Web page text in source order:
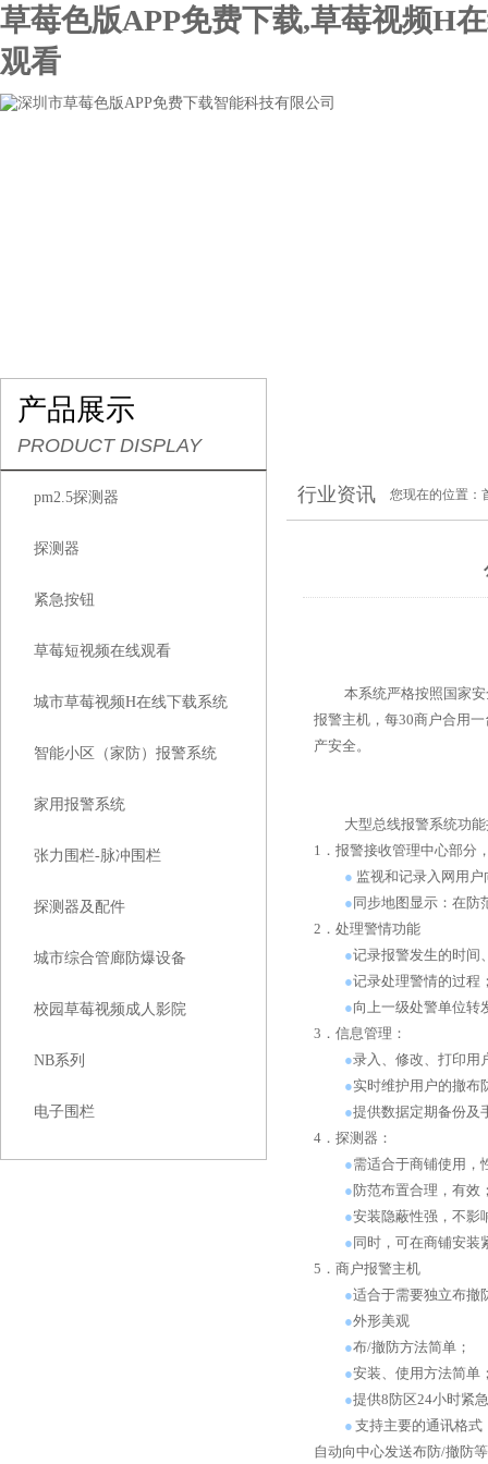
草莓色版APP免费下载,草莓视频H
观看
产品展示
PRODUCT DISPLAY
pm2.5探测器
探测器
紧急按钮
草莓短视频在线观看
城市草莓视频H在线下载系统
智能小区（家防）报警系统
家用报警系统
张力围栏-脉冲围栏
探测器及配件
城市综合管廊防爆设备
校园草莓视频成人影院
NB系列
电子围栏
行业资讯 您现在的位置：
本系统严格按照国家安
报警主机，每30商户合用一
产安全。
大型总线报警系统功能描
1．报警接收管理中心部分
● 监视和记录入网用户向
● 同步地图显示：在
2．处理警情功能
●记录报警发生的时间
●记录处理警情的过程
●向上一级处警单位转发
3．信息管理：
●录入、修改、打印用
●实时维护用户的撤布防
●提供数据定期备份及
4．探测器：
●需适合于商铺使用，
● 防范布置合理，有效
●安装隐蔽性强，不影
● 同时，可在商铺安
5．商户报警主机
●适合于需要独立布撤
●外形美观
●布/撤防方法简单；
●安装、使用方法简单
●提供8防区24小时紧急
● 支持主要的通讯格式
自动向中心发送布防/撤防